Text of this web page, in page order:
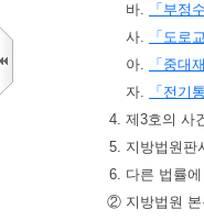
바.
「부정
사.
「도로
아.
「중대
자.
「전기
4. 제3호의 사
5. 지방법원판
6. 다른 법률
② 지방법원 본